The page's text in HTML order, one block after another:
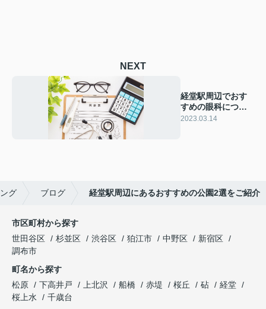
NEXT
経堂駅周辺でおす
すめの眼科につい
てご紹介
2023.03.14
グ ブログ 経堂駅周辺にあるおすすめの公園2選をご紹介
市区町村から探す
世田谷区
杉並区 渋谷区 狛江市 中野区
新宿区
調布市
町名から探す
松原
下高井戸 上北沢 船橋 赤堤 桜丘 砧
経堂
桜上水
千歳台